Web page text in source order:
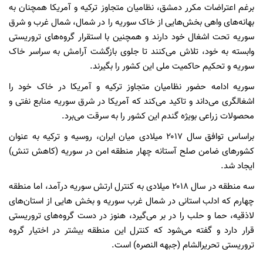
برغم اعتراضات مکرر دمشق، نظامیان متجاوز ترکیه و آمریکا همچنان به
بهانه‌های واهی بخش‌هایی از خاک سوریه را در شمال، شمال غرب و شرق
سوریه تحت اشغال خود دارند و همچنین با استقرار گروه‌های تروریستی
وابسته به خود، تلاش می‌کنند تا جلوی بازگشت آرامش به سراسر خاک
سوریه و تحکیم حاکمیت ملی این کشور را بگیرند.
سوریه ادامه حضور نظامیان متجاوز ترکیه و آمریکا در خاک خود را
اشغالگری می‌داند و تاکید می‌کند که آمریکا در شرق سوریه منابع نفتی و
محصولات زراعی بویژه گندم این کشور را به سرقت می‌برد.
براساس توافق سال ۲۰۱۷ میلادی میان ایران، روسیه و ترکیه به عنوان
کشورهای ضامن صلح آستانه چهار منطقه امن در سوریه (کاهش تنش)
ایجاد شد.
سه منطقه در سال ۲۰۱۸ میلادی به کنترل ارتش سوریه درآمد، اما منطقه
چهارم که ادلب استانی در شمال غرب سوریه و بخش ‌هایی از استان‌های
لاذقیه، حما و حلب را در بر می‌گیرد، هنوز در دست گروه‌های تروریستی
قرار دارد و گفته می‌شود که کنترل این منطقه بیشتر در اختیار گروه
تروریستی تحریرالشام (جبهه النصره) است.